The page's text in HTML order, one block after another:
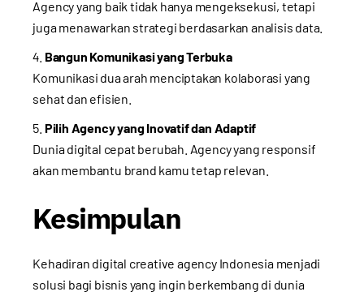
Agency yang baik tidak hanya mengeksekusi, tetapi
juga menawarkan strategi berdasarkan analisis data.
Bangun Komunikasi yang Terbuka
Komunikasi dua arah menciptakan kolaborasi yang
sehat dan efisien.
Pilih Agency yang Inovatif dan Adaptif
Dunia digital cepat berubah. Agency yang responsif
akan membantu brand kamu tetap relevan.
Kesimpulan
Kehadiran digital creative agency Indonesia menjadi
solusi bagi bisnis yang ingin berkembang di dunia